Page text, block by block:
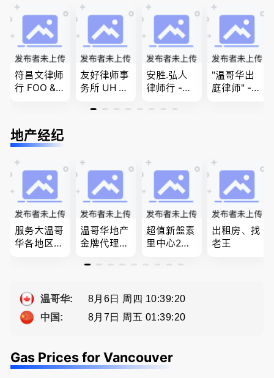
民和魁北克
PEQ60472
08731
问题
商业移民，
名校申请
符昌文律师
行 FOO & C
婚/财产分
配, 子女抚
友好律师事
务所 UH LA
BC地区及
姻家庭、遗
嘱遗产
安胜.弘人
律师行 -
最大的华人
律师、多语
种服务、高
效优质、助
您安心乐
业、胜劵稳
操)
"温哥华出
庭律师" -
纠纷，审判
地产经纪
服务大温哥
华各地区的
Sophia Fan
房屋买卖,
资产规划管
温哥华地产
金牌代理经
卖，建）-
恳的朋友
超值新盤素
里中心2房1
級公寓，So
-689-5519
出租房、找
老王
温哥华:
8月6日 周四 10:39:20
中国:
8月7日 周五 01:39:20
Gas Prices for Vancouver